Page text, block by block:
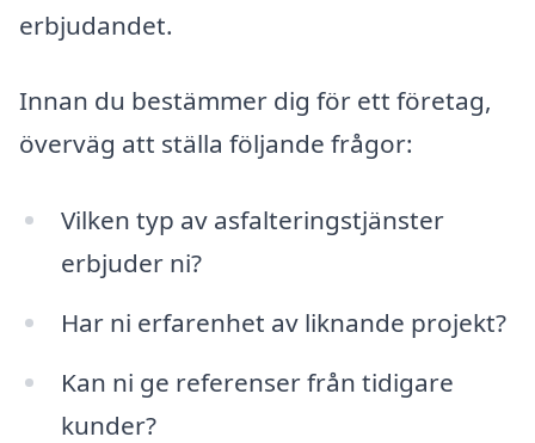
erbjudandet.
Innan du bestämmer dig för ett företag,
överväg att ställa följande frågor:
Vilken typ av asfalteringstjänster
erbjuder ni?
Har ni erfarenhet av liknande projekt?
Kan ni ge referenser från tidigare
kunder?